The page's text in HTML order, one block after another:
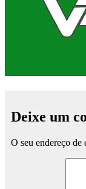
Deixe um
O seu endereço de